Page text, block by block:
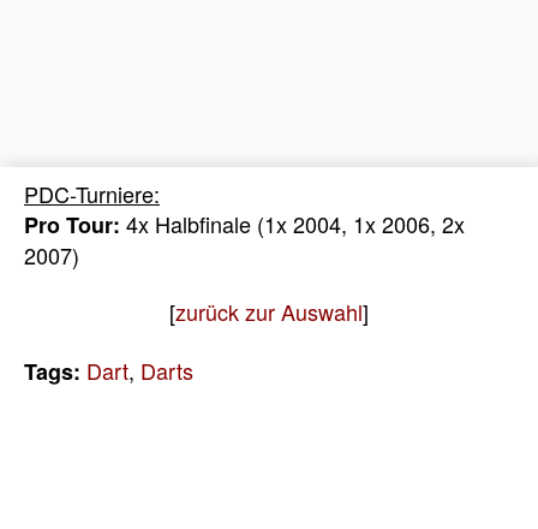
PDC-Turniere:
Pro Tour: 4x Halbfinale (1x 2004, 1x 2006, 2x
2007)
[zurück zur Auswahl]
Tags: Dart, Darts